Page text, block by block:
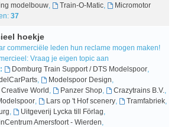
modelbouw, Train-O-Matic,
Micromotor
37
hoekje
commerciële leden hun reclame mogen maken!
Vraag je eigen topic aan
Domburg Train Support / DTS Modelspoor,
, Modelspoor Design,
World, Panzer Shop, Crazytrains B.V.,
, Lars op 't Hof scenery, Tramfabriek,
, Uitgeverij Lycka till Förlag,
Amersfoort - Wierden,